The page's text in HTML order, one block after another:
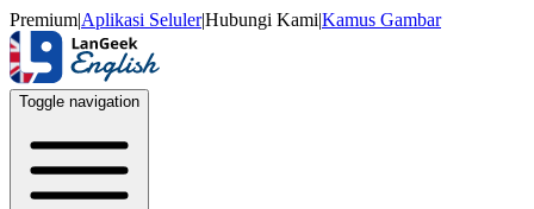
Premium|Aplikasi Seluler|Hubungi Kami|Kamus Gambar
Toggle navigation